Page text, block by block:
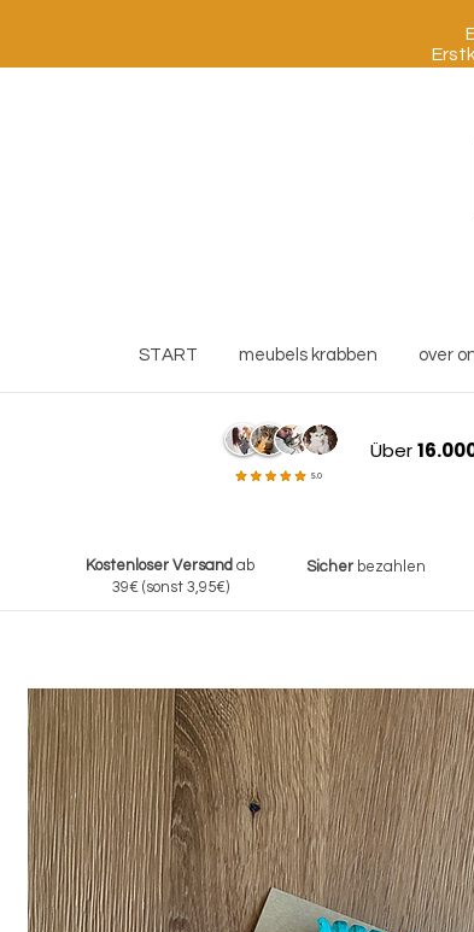
START meubels krabben over
Über
Kostenloser Versand ab
39€ (sonst 3,95€)
Sicherbezahlen